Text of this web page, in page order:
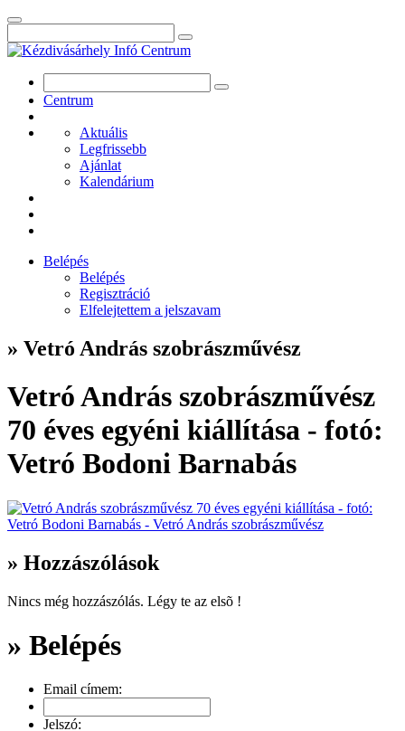
Centrum
Aktuális
Legfrissebb
Ajánlat
Kalendárium
Belépés
Belépés
Regisztráció
Elfelejtettem a jelszavam
» Vetró András szobrászművész
Vetró András szobrászművész
70 éves egyéni kiállítása - fotó:
Vetró Bodoni Barnabás
» Hozzászólások
Nincs még hozzászólás. Légy te az elsõ !
» Belépés
Email címem:
Jelszó: